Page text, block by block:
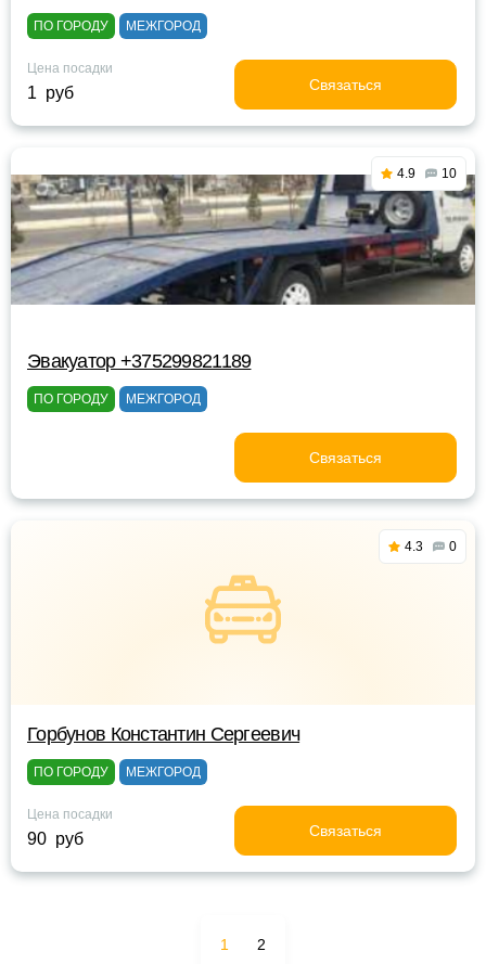
ПО ГОРОДУ МЕЖГОРОД
Цена посадки
1 руб Связаться
4.9 10
Эвакуатор +375299821189
ПО ГОРОДУ МЕЖГОРОД
Связаться
4.3 0
Горбунов Константин Сергеевич
ПО ГОРОДУ МЕЖГОРОД
Цена посадки
90 руб Связаться
1 2